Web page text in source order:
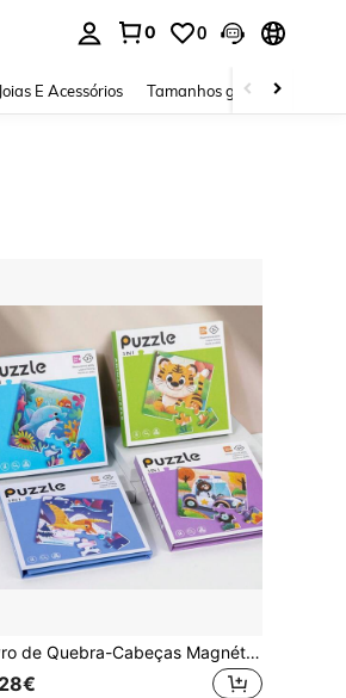
0 0
Joias E Acessórios Tamanhos grandes
Livro de Quebra-Cabeças Magnéticos Progressivos 3 em 1, Brinquedos Montessori Multicoloridos, Adequado para Crianças a partir de 3 Anos, Inclui Temas de Animais Marinhos, Transportes e Dinossauros, Brinquedo Educativo e Divertido para Crianças em Idade Pré-Escolar, Também um Presente Ideal